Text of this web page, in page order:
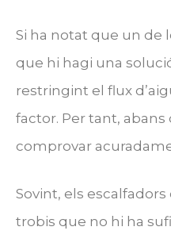
Si ha notat que un de
que hi hagi una
restringint el flux
factor. Per tant,
comprovar
Sovint, els
trobis que no hi ha